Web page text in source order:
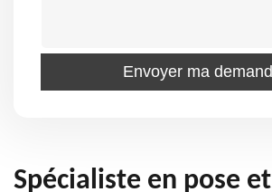
Spécialiste en pose et